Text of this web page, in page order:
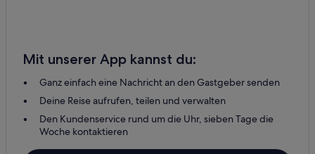
Mit unserer App kannst du:
Ganz einfach eine Nachricht an den Gastgeber senden
Deine Reise aufrufen, teilen und verwalten
Den Kundenservice rund um die Uhr, sieben Tage die
Woche kontaktieren